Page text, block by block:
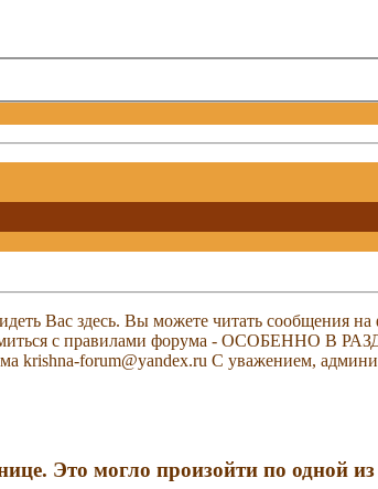
Вас здесь. Вы можете читать сообщения на
с правилами форума -
krishna-forum@yandex.ru С уважением,
Это могло произойти по одной